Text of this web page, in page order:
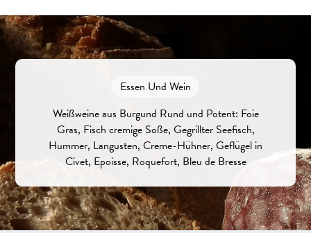
Essen Und Wein
Weißweine aus Burgund Rund und Potent: Foie
Gras, Fisch cremige Soße, Gegrillter Seefisch,
Hummer, Langusten, Creme-Hühner, Geflügel in
Civet, Epoisse, Roquefort, Bleu de Bresse